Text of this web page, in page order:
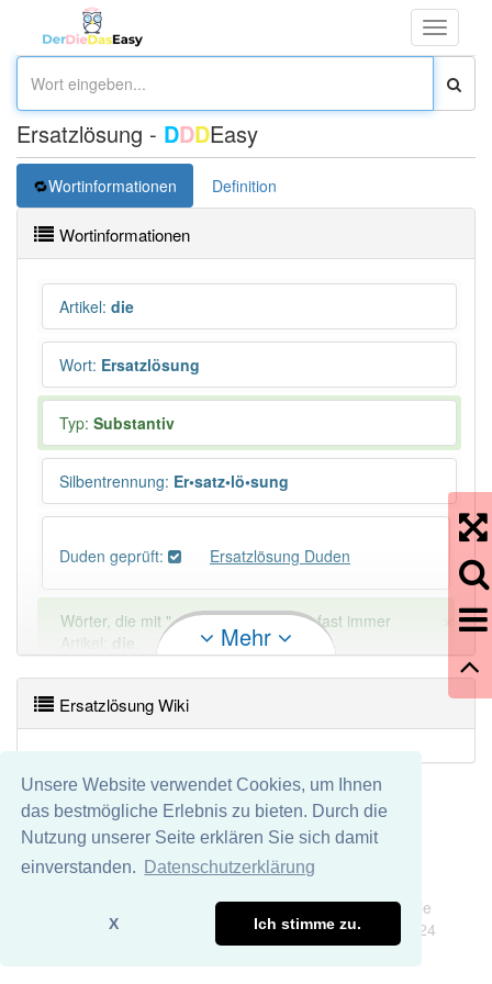
Unsere Website verwendet Cookies, um Ihnen
das bestmögliche Erlebnis zu bieten. Durch die
Nutzung unserer Seite erklären Sie sich damit
einverstanden.
Datenschutzerklärung
X Ich stimme zu.
Toggle
Ersatzlösung - DDDEasy
Wortinformationen Definition
Wortinformationen
Artikel: die
Wort: Ersatzlösung
Typ: Substantiv
Silbentrennung: Er•satz•lö•sung
Duden geprüft: Ersatzlösung Duden
Wörter, die mit "-ung" enden, haben fast immer
Artikel:
die
Ausnahmen
Beispiele
DAS:2Ausnahmen Beispiele
PowerIndex:3
Häufigkeit: 4 von 10
Mehr
Ersatzlösung Wiki
Wir übernehmen keine Garantie und keine Haftung für die
Richtigkeit und Vollständigkeit dieser Seite. DDDEasy 2024